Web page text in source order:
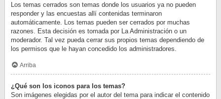
Los temas cerrados son temas donde los usuarios ya no pueden
responder y las encuestas allí contenidas terminaron
automáticamente. Los temas pueden ser cerrados por muchas
razones. Esta decisión es tomada por La Administración o un
moderador. Tal vez pueda cerrar sus propios temas dependiendo de
los permisos que le hayan concedido los administradores.
Arriba
¿Qué son los iconos para los temas?
Son imágenes elegidas por el autor del tema para indicar el contenido